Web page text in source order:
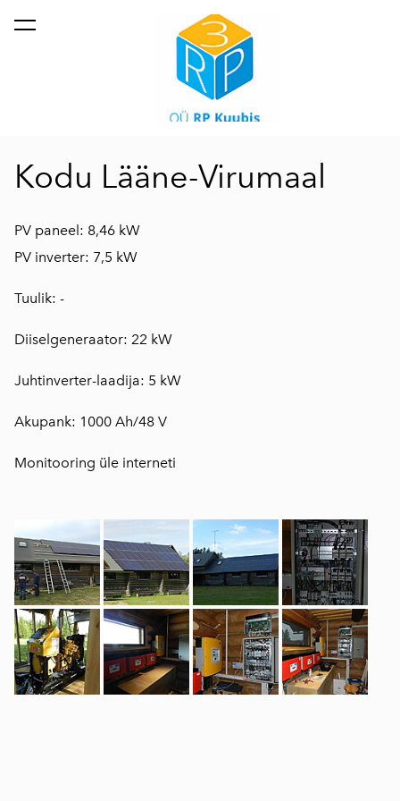
lisati ostukorvi. Vaata ostukorvi
Kodu Lääne-Virumaal
PV paneel: 8,46 kW
PV inverter: 7,5 kW
Tuulik: -
Diiselgeneraator: 22 kW
Juhtinverter-laadija: 5 kW
Akupank: 1000 Ah/48 V
Monitooring üle interneti